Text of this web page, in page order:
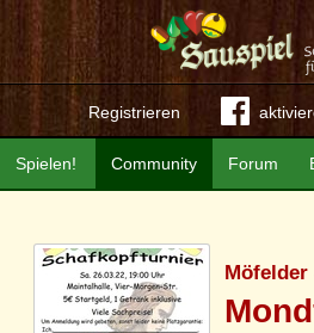
Registrieren
Community Forum
Spielen!